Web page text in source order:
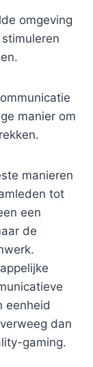
omgeving
manier om
manieren
tot
een
de
eenheid
dan
gaming.